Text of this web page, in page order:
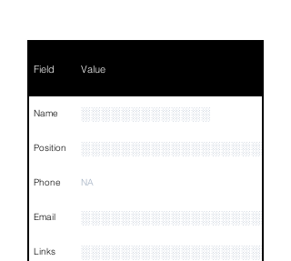
Field Value
Name ░░░░░░░░░░░░░
Position
Phone NA
Email ░░░░░░░░░░░░░░░░░░░░░
Links